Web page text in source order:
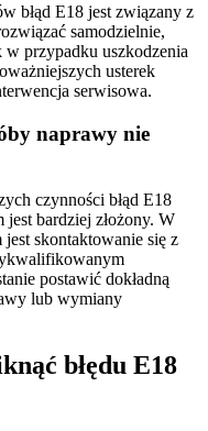
błąd E18 jest związany z
samodzielnie,
przypadku uszkodzenia
usterek
serwisowa.
naprawy nie
czynności błąd E18
jest bardziej złożony. W
skontaktowanie się z
postawić dokładną
lub wymiany
błędu E18